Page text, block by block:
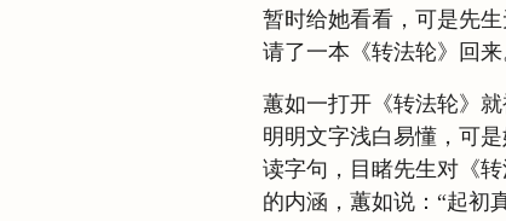
暂时给她看看，可是先
请了一本《转法轮》回来
蕙如一打开《转法轮》
明明文字浅白易懂，可
读字句，目睹先生对《
的内涵，蕙如说：“起初